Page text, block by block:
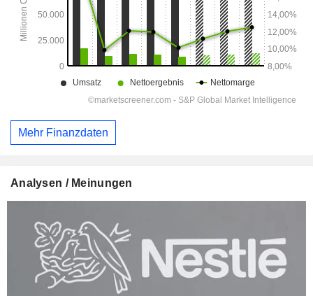
Mehr Finanzdaten
Analysen / Meinungen